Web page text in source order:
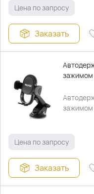
Цена по запросу
Заказать
зажимом
зажимом
Цена по запросу
Заказать